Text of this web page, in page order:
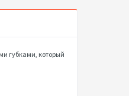
губками, который